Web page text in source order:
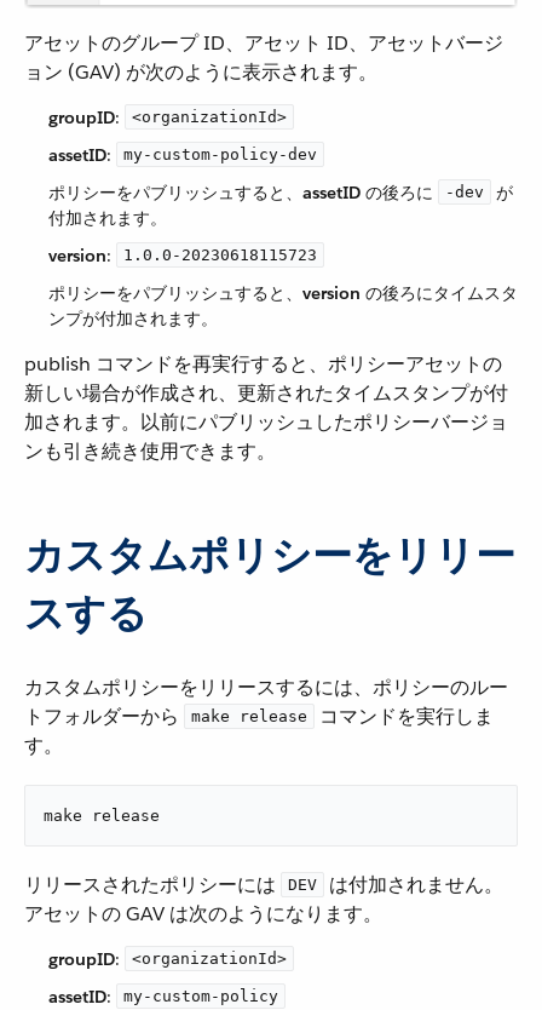
アセットのグループ ID、アセット ID、アセットバージ
ョン (GAV) が次のように表示されます。
groupID​: <organizationId>
assetID​: my-custom-policy-dev
ポリシーをパブリッシュすると、​ assetID ​ の後ろに ​ -dev
​ が
付加されます。
version​: 1.0.0-20230618115723
ポリシーをパブリッシュすると、​ version ​ の後ろにタイムスタ
ンプが付加されます。
publish コマンドを再実行すると、ポリシーアセットの
新しい場合が作成され、更新されたタイムスタンプが付
加されます。以前にパブリッシュしたポリシーバージョ
ンも引き続き使用できます。
カスタムポリシーをリリー
スする
カスタムポリシーをリリースするには、ポリシーのルー
トフォルダーから ​
make release
​ コマンドを実行しま
す。
make release
リリースされたポリシーには ​ DEV
​ は付加されません。
アセットの GAV は次のようになります。
groupID​: <organizationId>
assetID​: my-custom-policy